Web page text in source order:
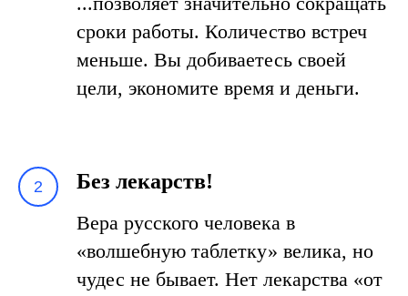
сроки работы. Количество встреч
меньше. Вы добиваетесь своей
цели, экономите время и деньги.
Без лекарств!
Вера русского человека в
«волшебную таблетку» велика, но
чудес не бывает. Нет лекарства «от